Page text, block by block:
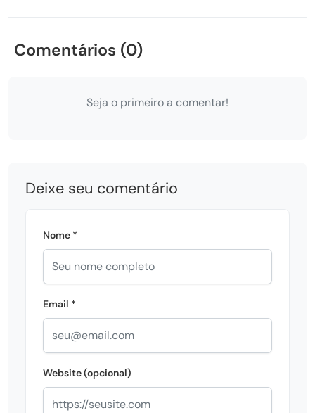
Comentários (0)
Seja o primeiro a comentar!
Deixe seu comentário
Nome *
Email *
Website (opcional)